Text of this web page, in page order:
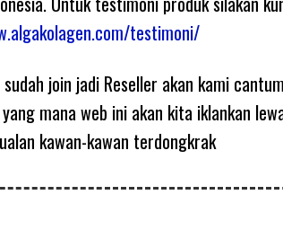
testimoni/
join jadi Reseller akan kami
yang mana web ini akan kita iklankan
kawan-kawan terdongkrak